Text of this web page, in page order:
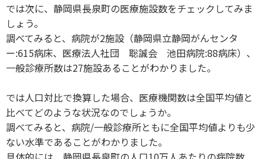
では次に、静岡県長泉町の医療施設数をチェックしてみま
しょう。
調べてみると、病院が2施設（静岡県立静岡がんセンタ
ー:615病床、医療法人社団 聡誠会 池田病院:88病床）、
一般診療所数は27施設あることがわかりました。
では人口対比で換算した場合、医療機関数は全国平均値と
比べてどのような状況なのでしょうか。
調べてみると、病院/一般診療所ともに全国平均値よりも少
ない水準であることがわかりました。